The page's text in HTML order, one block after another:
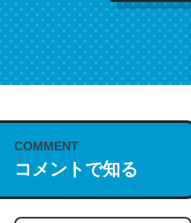
COMMENT
コメントで知る
これは名文。彼はとてもク